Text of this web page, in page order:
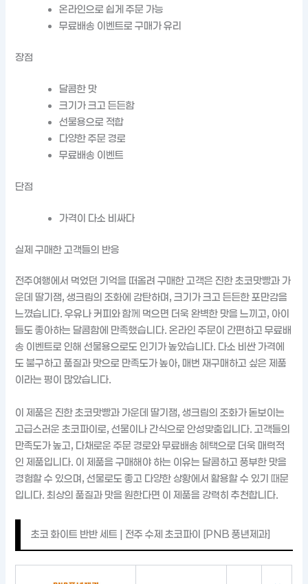
온라인으로 쉽게 주문 가능
무료배송 이벤트로 구매가 유리
장점
달콤한 맛
크기가 크고 든든함
선물용으로 적합
다양한 주문 경로
무료배송 이벤트
단점
가격이 다소 비싸다
실제 구매한 고객들의 반응
전주여행에서 먹었던 기억을 떠올려 구매한 고객은 진한 초코맛빵과 가
운데 딸기잼, 생크림의 조화에 감탄하며, 크기가 크고 든든한 포만감을
느꼈습니다. 우유나 커피와 함께 먹으면 더욱 완벽한 맛을 느끼고, 아이
들도 좋아하는 달콤함에 만족했습니다. 온라인 주문이 간편하고 무료배
송 이벤트로 인해 선물용으로도 인기가 높았습니다. 다소 비싼 가격에
도 불구하고 품질과 맛으로 만족도가 높아, 매번 재구매하고 싶은 제품
이라는 평이 많았습니다.
이 제품은 진한 초코맛빵과 가운데 딸기잼, 생크림의 조화가 돋보이는
고급스러운 초코파이로, 선물이나 간식으로 안성맞춤입니다. 고객들의
만족도가 높고, 다채로운 주문 경로와 무료배송 혜택으로 더욱 매력적
인 제품입니다. 이 제품을 구매해야 하는 이유는 달콤하고 풍부한 맛을
경험할 수 있으며, 선물로도 좋고 다양한 상황에서 활용할 수 있기 때문
입니다. 최상의 품질과 맛을 원한다면 이 제품을 강력히 추천합니다.
초코 화이트 반반 세트 | 전주 수제 초코파이 [PNB 풍년제과]